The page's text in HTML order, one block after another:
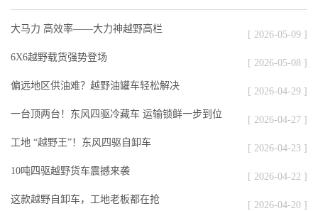
大马力 高效率——大力神越野高栏
[ 2026-05-09 ]
6X6越野载货强势登场
[ 2026-05-08 ]
偏远地区供油难？越野油罐车轻松解决
[ 2026-04-29 ]
一台顶两台！东风四驱冷藏车 运输锁鲜一步到位
[ 2026-04-27 ]
工地 “越野王”！东风四驱自卸车
[ 2026-04-23 ]
10吨四驱越野货车震撼来袭
[ 2026-04-22 ]
这款越野自卸车，工地老板都在抢
[ 2026-04-20 ]